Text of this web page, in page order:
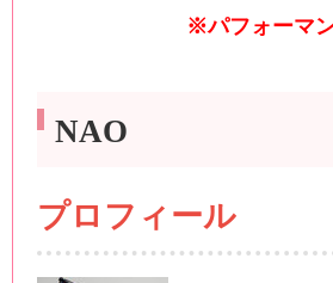
※パフォーマ
NAO
プロフィール